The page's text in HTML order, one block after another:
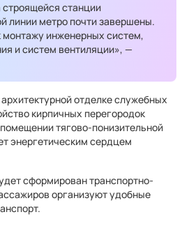
станции
линии метро почти завершены.
монтажу инженерных систем,
и систем вентиляции», —
отделке служебных
кирпичных перегородок
тягово-понизительной
энергетическим сердцем
сформирован транспортно-
организуют удобные